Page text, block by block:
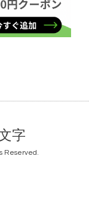
字
Reserved.